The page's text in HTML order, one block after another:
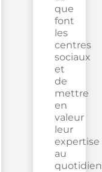
que
font
les
centres
sociaux
et
de
mettre
en
valeur
leur
expertise
au